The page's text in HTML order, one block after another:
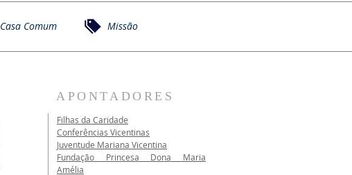
Casa Comum Missão
APONTADORES
Filhas da Caridade
Conferências Vicentinas
Juventude Mariana Vicentina
Fundação Princesa Dona Maria
Amélia